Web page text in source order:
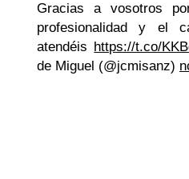
Gracias a vosotros
profesionalidad y el
atendéis https://t.co/
de Miguel (@jcmisanz)